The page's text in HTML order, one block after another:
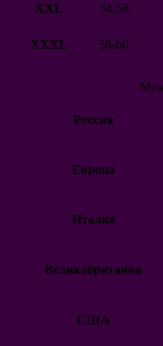
Венгрия
Австрия
США
Грузия
XXL 54-56
XXXL 58-60
Россия
Европа
Италия
Великобритания
США